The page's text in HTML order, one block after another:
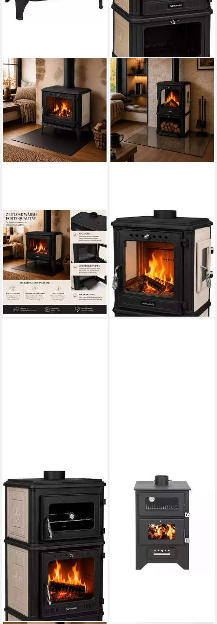
HANSEATIC
Kaminofen Castor XXL Beige
10,6 kW Nennwärmeleistung
84 % Wirkungsgrad
200 m³ max. Raumheizvermögen
Produktdatenblatt
2.099,00 €
lieferbar - in 5-6 Werktagen bei dir
HANSEATIC
Kaminofen Mars Beige
7,2 kW
Nennwärmeleistung
Wirkungsgrad
max. Raumheizvermögen
Produktdatenblatt
1.999,00 €
lieferbar - in 5-6 Werktagen bei dir